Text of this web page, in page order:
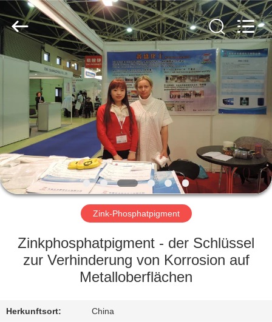
ZU
HAUSE
PRODUKTE
VIDEOS
ÜBER
WERKSBESICHTIGUNG
chemical
co.,ltd.
All
Rights
Reserved.
Developed
by
ECER
Zink-Phosphatpigment
Zinkphosphatpigment - der Schlüssel
zur Verhinderung von Korrosion auf
Metalloberflächen
Herkunftsort: China